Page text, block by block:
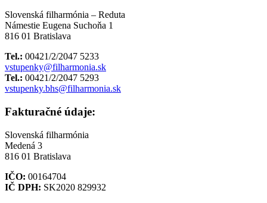
Slovenská filharmónia – Reduta
Námestie Eugena Suchoňa 1
816 01 Bratislava
Tel.: 00421/2/2047 5233
vstupenky@filharmonia.sk
Tel.: 00421/2/2047 5293
vstupenky.bhs@filharmonia.sk
Fakturačné údaje:
Slovenská filharmónia
Medená 3
816 01 Bratislava
IČO: 00164704
IČ DPH: SK2020 829932